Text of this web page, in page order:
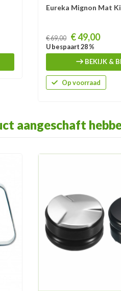
Eureka Mignon Mat
Prijs
€ 69,00 € 49,00
U bespaart 28 %
BEKIJK &
Op voorraad
aangeschaft